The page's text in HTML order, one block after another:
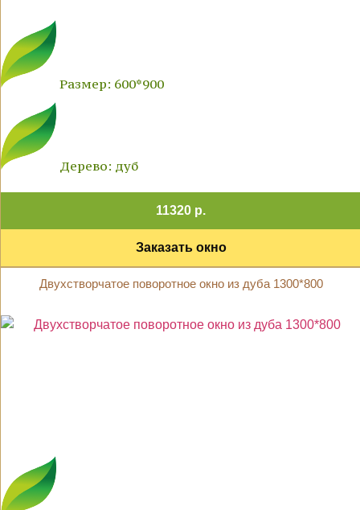
Размер: 600*900
Дерево: дуб
11320 р.
Заказать окно
Двухстворчатое поворотное окно из дуба 1300*800